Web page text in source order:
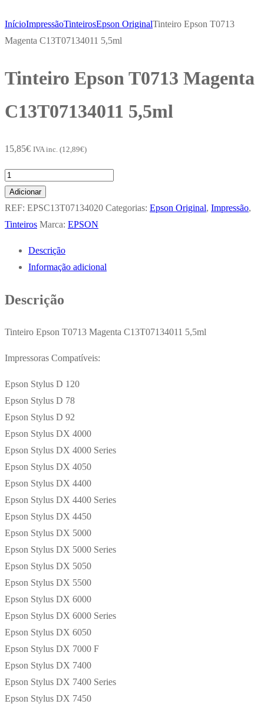
InícioImpressãoTinteirosEpson OriginalTinteiro Epson T0713
Magenta C13T07134011 5,5ml
Tinteiro Epson T0713 Magenta
C13T07134011 5,5ml
15,85€ IVA inc. (12,89€)
Quantidade
de
Tinteiro
Epson
Magenta
C13T07134011
Adicionar
REF: EPSC13T07134020 Categorias: Epson Original, Impressão,
Tinteiros Marca: EPSON
Descrição
Informação adicional
Descrição
Tinteiro Epson T0713 Magenta C13T07134011 5,5ml
Impressoras Compatíveis:
Epson Stylus D 120
Epson Stylus D 78
Epson Stylus D 92
Epson Stylus DX 4000
Epson Stylus DX 4000 Series
Epson Stylus DX 4050
Epson Stylus DX 4400
Epson Stylus DX 4400 Series
Epson Stylus DX 4450
Epson Stylus DX 5000
Epson Stylus DX 5000 Series
Epson Stylus DX 5050
Epson Stylus DX 5500
Epson Stylus DX 6000
Epson Stylus DX 6000 Series
Epson Stylus DX 6050
Epson Stylus DX 7000 F
Epson Stylus DX 7400
Epson Stylus DX 7400 Series
Epson Stylus DX 7450